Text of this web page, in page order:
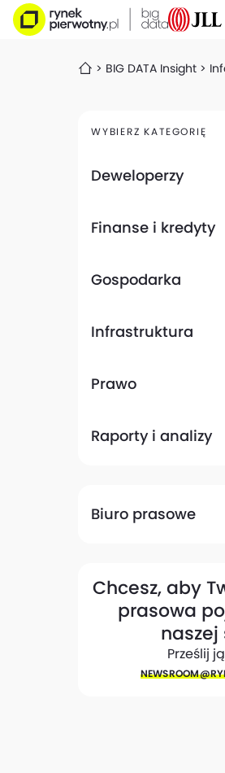
BIG DATA Insight
WYBIERZ KATEGORIĘ
Deweloperzy
Finanse i kredyty
Gospodarka
Infrastruktura
Prawo
Raporty i analizy
Biuro prasowe
Chcesz, aby
prasowa
naszej
Prześlij